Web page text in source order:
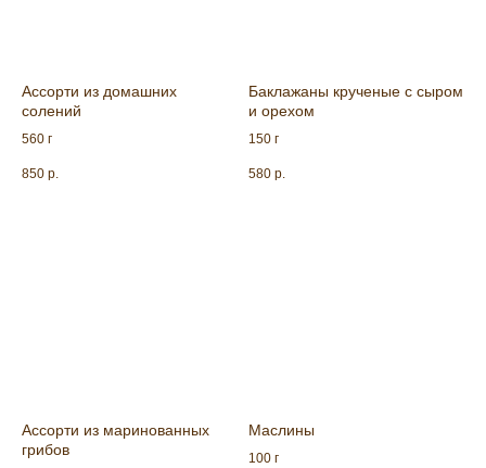
Ассорти из домашних
солений
560 г
850 р.
Баклажаны крученые с сыром
и орехом
150 г
580 р.
Ассорти из маринованных
грибов
Маслины
100 г